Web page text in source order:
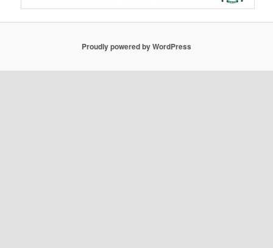
Proudly powered by WordPress